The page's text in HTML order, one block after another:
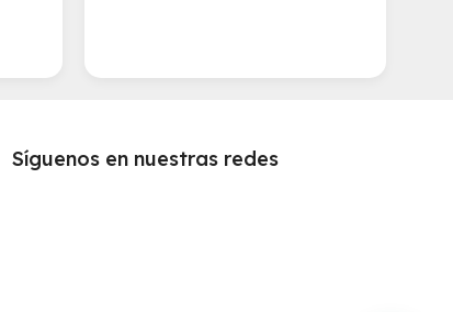
Síguenos en nuestras redes